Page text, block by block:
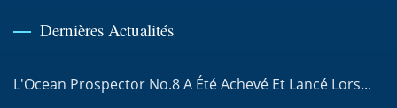
Dernières Actualités
L'Ocean Prospector No.8 A Été Achevé Et Lancé Lors...